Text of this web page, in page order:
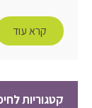
קרא עוד
קטגוריות